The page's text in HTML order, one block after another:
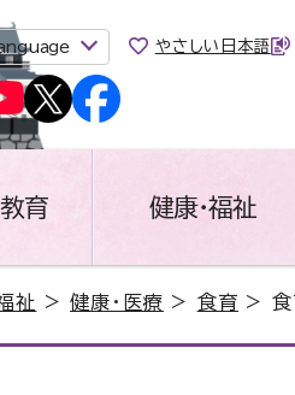
やさしい日本語
育 健康・福祉
祉 >健康・医療 > 食育 > 食